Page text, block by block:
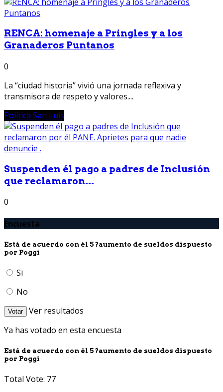
RENCA: homenaje a Pringles y a los
Granaderos Puntanos
0
La “ciudad historia” vivió una jornada reflexiva y
transmisora de respeto y valores....
Política San Luis
Suspenden él pago a padres de Inclusión
que reclamaron...
0
Encuesta
Está de acuerdo con él 5 ?aumento de sueldos dispuesto
por Poggi
Si
No
Votar
Ver resultados
Ya has votado en esta encuesta
Está de acuerdo con él 5 ?aumento de sueldos dispuesto
por Poggi
Total Vote: 77